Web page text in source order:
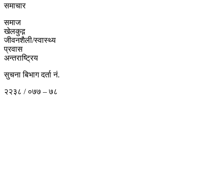
समाचार
समाज
खेलकुद़़
जीवनशैली/स्वास्थ्य
प्रवास
अन्तराष्ट्रिय
सुचना बिभाग दर्ता नं.
२२३८ / ०७७ – ७८